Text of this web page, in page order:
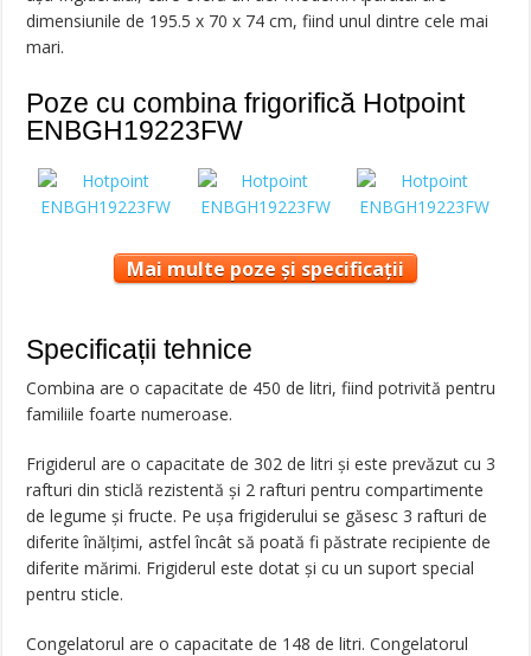
dimensiunile de 195.5 x 70 x 74 cm, fiind unul dintre cele mai
mari.
Poze cu combina frigorifică Hotpoint
ENBGH19223FW
Mai multe poze și specificații
Specificații tehnice
Combina are o capacitate de 450 de litri, fiind potrivită pentru
familiile foarte numeroase.
Frigiderul are o capacitate de 302 de litri și este prevăzut cu 3
rafturi din sticlă rezistentă și 2 rafturi pentru compartimente
de legume și fructe. Pe ușa frigiderului se găsesc 3 rafturi de
diferite înălțimi, astfel încât să poată fi păstrate recipiente de
diferite mărimi. Frigiderul este dotat și cu un suport special
pentru sticle.
Congelatorul are o capacitate de 148 de litri. Congelatorul